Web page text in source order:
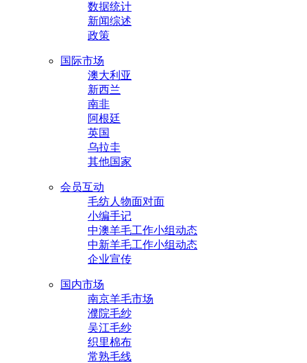
数据统计
新闻综述
政策
国际市场
澳大利亚
新西兰
南非
阿根廷
英国
乌拉圭
其他国家
会员互动
毛纺人物面对面
小编手记
中澳羊毛工作小组动态
中新羊毛工作小组动态
企业宣传
国内市场
南京羊毛市场
濮院毛纱
吴江毛纱
织里棉布
常熟毛线